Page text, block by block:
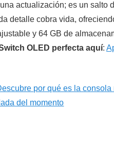
actualización; es un salto
detalle cobra vida,
y 64 GB de
OLED perfecta aquí: